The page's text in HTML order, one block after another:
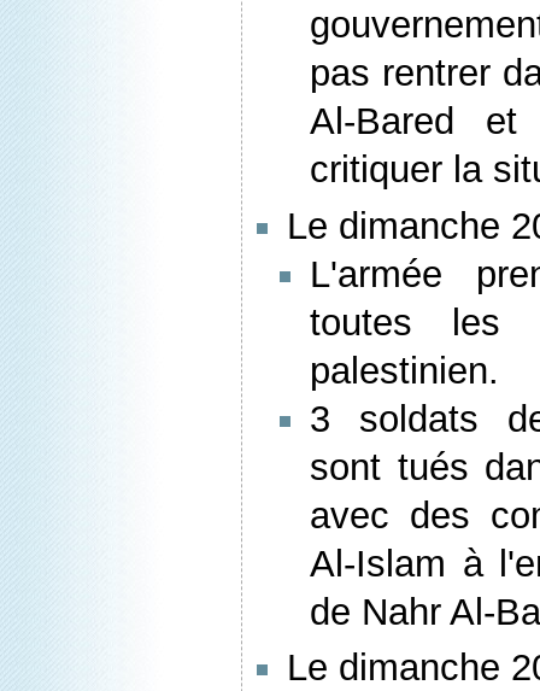
pas rentrer
Al-Bared
critiquer la
Le dimanche
L'armée
toutes les
palestinien.
3 soldats
sont tués
avec des
Al-Islam à
de Nahr Al-
Le dimanche